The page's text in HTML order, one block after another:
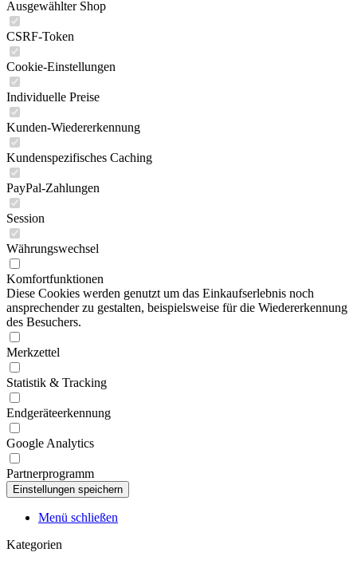
Ausgewählter Shop
CSRF-Token
Cookie-Einstellungen
Individuelle Preise
Kunden-Wiedererkennung
Kundenspezifisches Caching
PayPal-Zahlungen
Session
Währungswechsel
Komfortfunktionen
Diese Cookies werden genutzt um das Einkaufserlebnis noch
ansprechender zu gestalten, beispielsweise für die Wiedererkennung
des Besuchers.
Merkzettel
Statistik & Tracking
Endgeräteerkennung
Google Analytics
Partnerprogramm
Menü schließen
Kategorien